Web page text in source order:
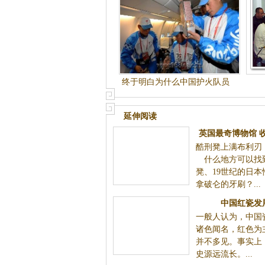
终于明白为什么中国护火队员
会在巴黎市熄灭（转载）
延伸阅读
英国最奇博物馆 收藏中国酷刑
酷刑凳上满布利刃，非常吓人。 什么地
国酷刑凳、19世纪的日本性用具，甚至拿
刷？...
中国红瓷
一般人认为，中
诸色闻名，红色为主色调的瓷器并不多
国红瓷历史源远流长。...